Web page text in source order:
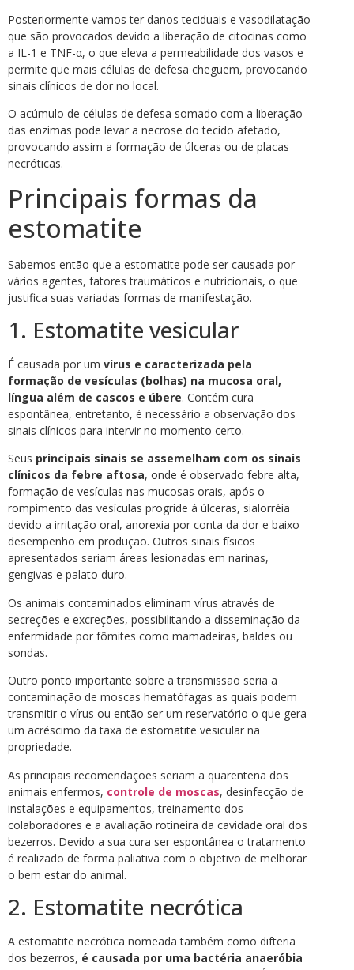
Posteriormente vamos ter danos teciduais e vasodilatação
que são provocados devido a liberação de citocinas como
a IL-1 e TNF-α, o que eleva a permeabilidade dos vasos e
permite que mais células de defesa cheguem, provocando
sinais clínicos de dor no local.
O acúmulo de células de defesa somado com a liberação
das enzimas pode levar a necrose do tecido afetado,
provocando assim a formação de úlceras ou de placas
necróticas.
Principais formas da
estomatite
Sabemos então que a estomatite pode ser causada por
vários agentes, fatores traumáticos e nutricionais, o que
justifica suas variadas formas de manifestação.
1. Estomatite vesicular
É causada por um vírus e caracterizada pela
formação de vesículas (bolhas) na mucosa oral,
língua além de cascos e úbere. Contém cura
espontânea, entretanto, é necessário a observação dos
sinais clínicos para intervir no momento certo.
Seus principais sinais se assemelham com os sinais
clínicos da febre aftosa, onde é observado febre alta,
formação de vesículas nas mucosas orais, após o
rompimento das vesículas progride á úlceras, sialorréia
devido a irritação oral, anorexia por conta da dor e baixo
desempenho em produção. Outros sinais físicos
apresentados seriam áreas lesionadas em narinas,
gengivas e palato duro.
Os animais contaminados eliminam vírus através de
secreções e excreções, possibilitando a disseminação da
enfermidade por fômites como mamadeiras, baldes ou
sondas.
Outro ponto importante sobre a transmissão seria a
contaminação de moscas hematófagas as quais podem
transmitir o vírus ou então ser um reservatório o que gera
um acréscimo da taxa de estomatite vesicular na
propriedade.
As principais recomendações seriam a quarentena dos
animais enfermos, controle de moscas, desinfecção de
instalações e equipamentos, treinamento dos
colaboradores e a avaliação rotineira da cavidade oral dos
bezerros. Devido a sua cura ser espontânea o tratamento
é realizado de forma paliativa com o objetivo de melhorar
o bem estar do animal.
2. Estomatite necrótica
A estomatite necrótica nomeada também como difteria
dos bezerros, é causada por uma bactéria anaeróbia